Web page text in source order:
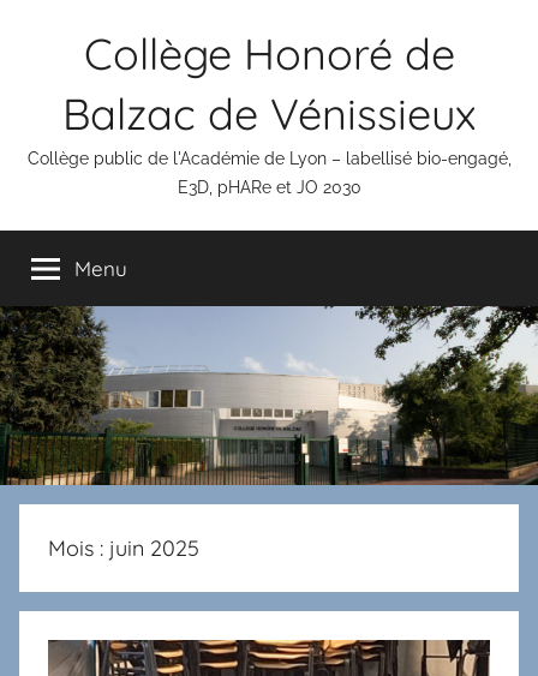
Collège Honoré de
Balzac de Vénissieux
Collège public de l'Académie de Lyon – labellisé bio-engagé,
E3D, pHARe et JO 2030
Menu
Mois : juin 2025